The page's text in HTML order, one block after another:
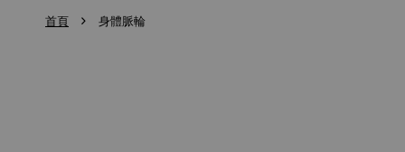
首頁 › 身體脈輪